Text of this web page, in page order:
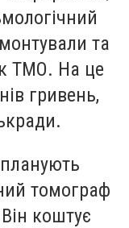
та
ТМО. На це
гривень,
томограф
коштує